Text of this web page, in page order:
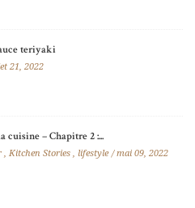
teriyaki
21, 2022
cuisine – Chapitre 2 :...
,Kitchen Stories ,lifestyle mai 09, 2022